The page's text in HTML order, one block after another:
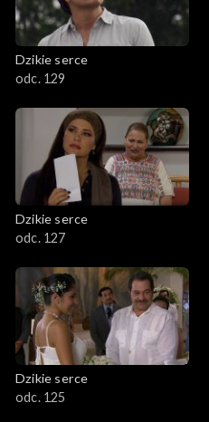
Dzikie serce
odc. 129
Dzikie serce
odc. 127
Dzikie serce
odc. 125